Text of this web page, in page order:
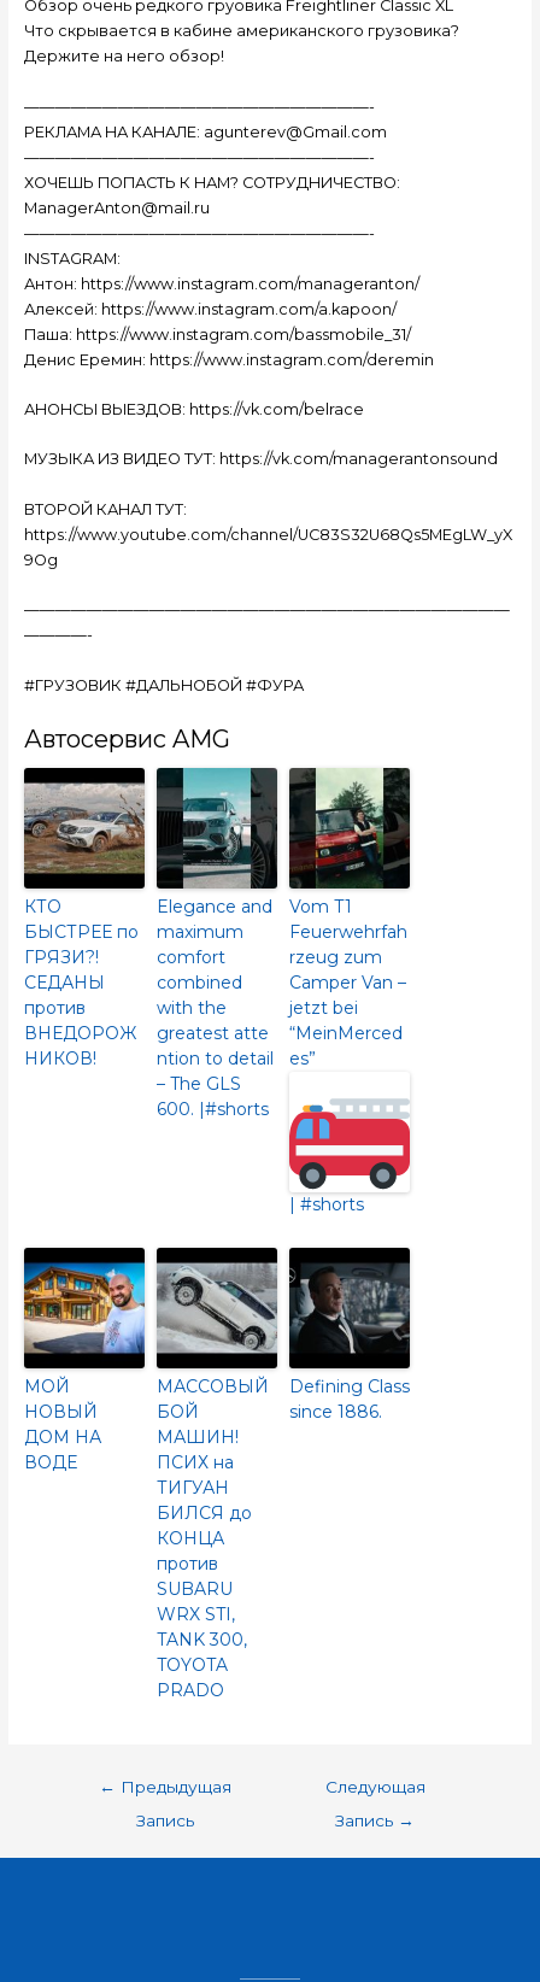
Обзор очень редкого груовика Freightliner Classic XL
Что скрывается в кабине американского грузовика?
Держите на него обзор!
——————————————————————-
РЕКЛАМА НА КАНАЛЕ: agunterev@Gmail.com
——————————————————————-
ХОЧЕШЬ ПОПАСТЬ К НАМ? СОТРУДНИЧЕСТВО:
ManagerAnton@mail.ru
——————————————————————-
INSTAGRAM:
Антон: https://www.instagram.com/manageranton/
Алексей: https://www.instagram.com/a.kapoon/
Паша: https://www.instagram.com/bassmobile_31/
Денис Еремин: https://www.instagram.com/deremin
АНОНСЫ ВЫЕЗДОВ: https://vk.com/belrace
МУЗЫКА ИЗ ВИДЕО ТУТ: https://vk.com/managerantonsound
ВТОРОЙ КАНАЛ ТУТ:
https://www.youtube.com/channel/UC83S32U68Qs5MEgLW_yX
9Og
———————————————————————————————
————-
#ГРУЗОВИК #ДАЛЬНОБОЙ #ФУРА
Автосервис AMG
КТО
БЫСТРЕЕ по
ГРЯЗИ?!
СЕДАНЫ
против
ВНЕДОРОЖ
НИКОВ!
Elegance and
maximum
comfort
combined
with the
greatest atte
ntion to detail
– The GLS
600.​ |#shorts
Vom T1
Feuerwehrfah
rzeug zum
Camper Van –
jetzt bei
“MeinMerced
es”
| #shorts
МОЙ
НОВЫЙ
ДОМ НА
ВОДЕ
МАССОВЫЙ
БОЙ
МАШИН!
ПСИХ на
ТИГУАН
БИЛСЯ до
КОНЦА
против
SUBARU
WRX STI,
TANK 300,
TOYOTA
PRADO
Defining Class
since 1886.
← Предыдущая
Запись
Следующая
Запись →